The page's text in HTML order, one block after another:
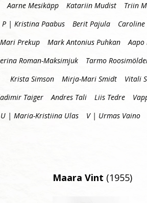
Aarne Mesikäpp
Katariin Mudist Triin
P | Kristina Paabus
Berit Pajula
Mari Prekup
Mark Antonius Puhkan Aapo
Roman-Maksimjuk
Tarmo
Krista Simson
Mirja-Mari Smidt Vitali
Taiger
Andres Tali Liis Tedre
U | Maria-Kristiina Ulas
V | Urmas Vaino
Maara Vint (1955)